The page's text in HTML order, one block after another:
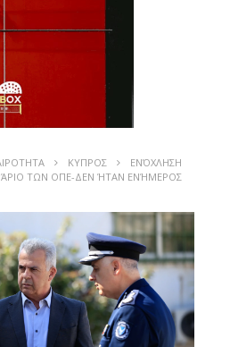
ΚΥΠΡΟΣ
ΕΝΌΧΛΗΣΗ
ΤΩΝ ΟΠΕ-ΔΕΝ ΉΤΑΝ ΕΝΉΜΕΡΟΣ